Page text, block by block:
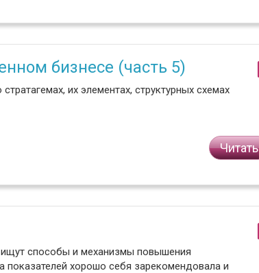
бизнесе (часть 5)
их элементах, структурных схемах
Читать
ищут способы и механизмы повышения
показателей хорошо себя зарекомендовала и